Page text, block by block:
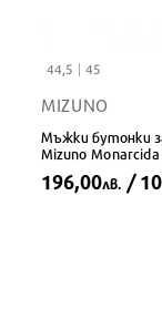
44,5 45
MIZUNO
Мъжки бутонки
Mizuno Monarcida
196,00лв. /